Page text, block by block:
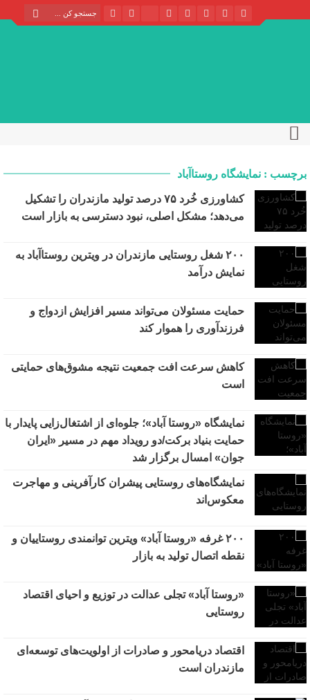
برچسب : نمایشگاه روستا‌آباد
کشاورزی خُرد ۷۵ درصد تولید مازندران را تشکیل
می‌دهد؛ مشکل اصلی، نبود دسترسی به بازار است
۲۰۰ شغل روستایی مازندران در ویترین روستاآباد به
نمایش درآمد
حمایت مسئولان می‌تواند مسیر افزایش ازدواج و
فرزندآوری را هموار کند
کاهش سرعت افت جمعیت نتیجه مشوق‌های حمایتی
است
نمایشگاه «روستا آباد»؛ جلوه‌ای از اشتغال‌زایی پایدار با
حمایت بنیاد برکت/دو رویداد مهم در مسیر «ایران
جوان» امسال برگزار شد
نمایشگاه‌های روستایی پیشران کارآفرینی و مهاجرت
معکوس‌اند
۲۰۰ غرفه «روستا آباد» ویترین توانمندی روستاییان و
نقطه اتصال تولید به بازار
«روستا آباد» تجلی عدالت در توزیع و احیای اقتصاد
روستایی
اقتصاد دریامحور و صادرات از اولویت‌های توسعه‌ای
مازندران است